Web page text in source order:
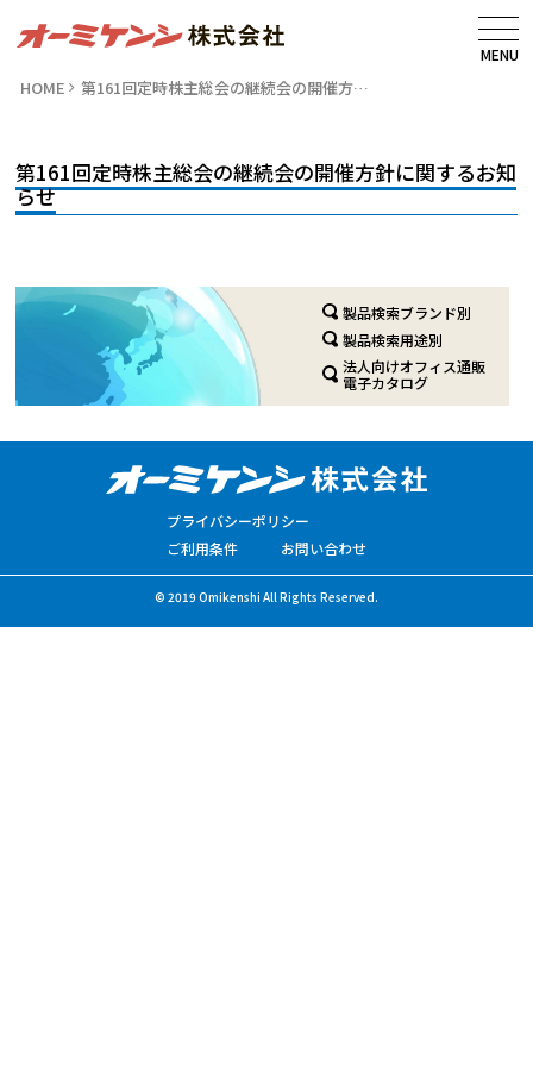
MENU
HOME 第161回定時株主総会の継続会の開催方…
第161回定時株主総会の継続会の開催方針に関するお知
らせ
製品検索ブランド別
製品検索用途別
法人向けオフィス通販
電子カタログ
プライバシーポリシー
ご利用条件
お問い合わせ
© 2019 Omikenshi All Rights Reserved.